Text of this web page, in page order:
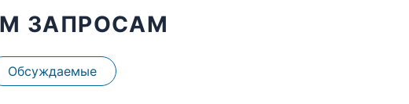
ЗАПРОСАМ
Обсуждаемые